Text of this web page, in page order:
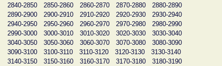
2840-2850
2850-2860 2860-2870 2870-2880
2880-2890
2890-2900
2900-2910 2910-2920 2920-2930
2930-2940
2940-2950
2950-2960 2960-2970 2970-2980
2980-2990
2990-3000
3000-3010 3010-3020 3020-3030
3030-3040
3040-3050
3050-3060 3060-3070 3070-3080
3080-3090
3090-3100
3100-3110 3110-3120 3120-3130
3130-3140
3140-3150
3150-3160 3160-3170 3170-3180
3180-3190